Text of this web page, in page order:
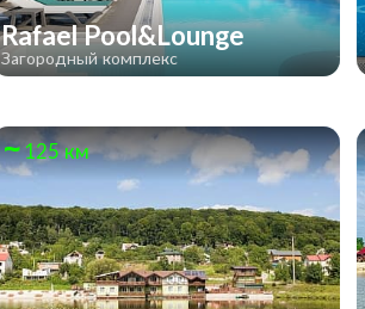
Rafael Pool&Lounge
Загородный комплекс
125 км